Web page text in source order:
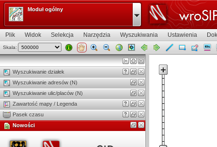
Plik Widok Selekcja Narzędzia Wyszukiwania Ustawienia
Skala:
Wyszukiwanie działek
Wyszukiwanie adresów (N)
Wyszukiwanie ulic/placów (N)
Zawartość mapy / Legenda
Pasek czasu
Nowości
Widok mapy
Moduł ogólny